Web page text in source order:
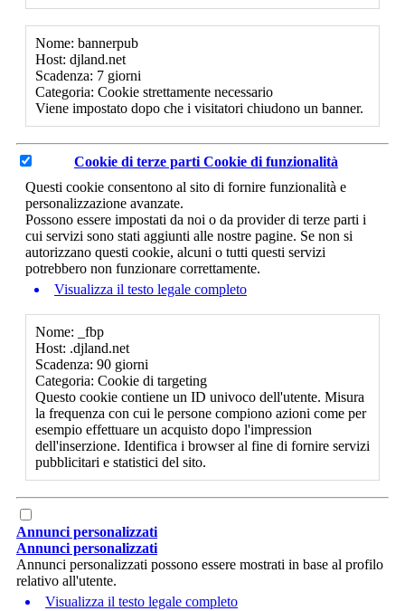
Nome: bannerpub
Host: djland.net
Scadenza: 7 giorni
Categoria: Cookie strettamente necessario
Viene impostato dopo che i visitatori chiudono un banner.
Cookie di terze parti Cookie di funzionalità
Questi cookie consentono al sito di fornire funzionalità e
personalizzazione avanzate.
Possono essere impostati da noi o da provider di terze parti i
cui servizi sono stati aggiunti alle nostre pagine. Se non si
autorizzano questi cookie, alcuni o tutti questi servizi
potrebbero non funzionare correttamente.
Visualizza il testo legale completo
Nome: _fbp
Host: .djland.net
Scadenza: 90 giorni
Categoria: Cookie di targeting
Questo cookie contiene un ID univoco dell'utente. Misura
la frequenza con cui le persone compiono azioni come per
esempio effettuare un acquisto dopo l'impression
dell'inserzione. Identifica i browser al fine di fornire servizi
pubblicitari e statistici del sito.
Annunci personalizzati
Annunci personalizzati
Annunci personalizzati possono essere mostrati in base al profilo
relativo all'utente.
Visualizza il testo legale completo